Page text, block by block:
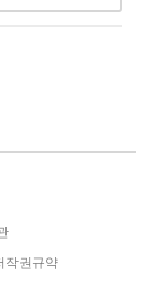
작권규약